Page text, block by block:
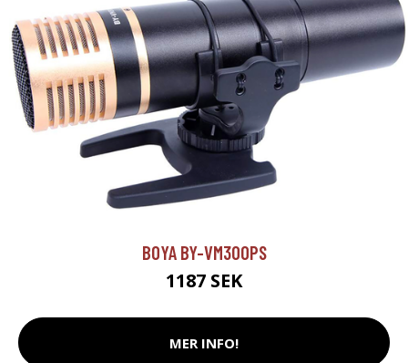
BOYA BY-VM300PS
1187 SEK
MER INFO!